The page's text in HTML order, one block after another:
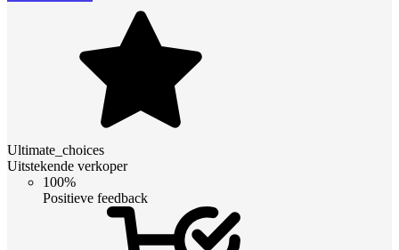
Ultimate_choices
Uitstekende verkoper
100%
Positieve feedback